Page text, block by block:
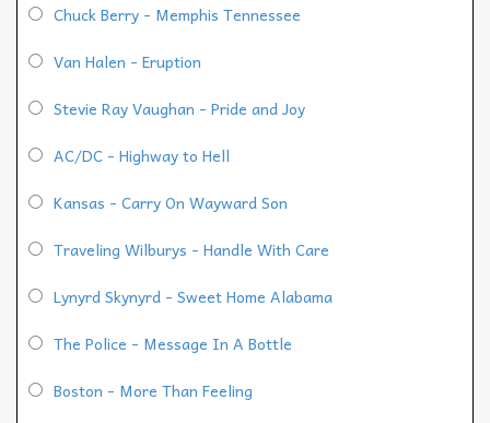
Chuck Berry - Memphis Tennessee
Van Halen - Eruption
Stevie Ray Vaughan - Pride and Joy
AC/DC - Highway to Hell
Kansas - Carry On Wayward Son
Traveling Wilburys - Handle With Care
Lynyrd Skynyrd - Sweet Home Alabama
The Police - Message In A Bottle
Boston - More Than Feeling